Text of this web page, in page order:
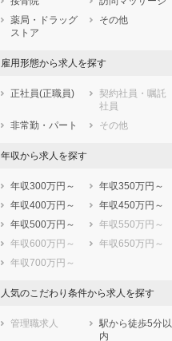
薬局・ドラッグ
ストア
その他
雇用形態から求人を探す
正社員(正職員)
契約社員・嘱託
社員
非常勤・パート
その他
年収から求人を探す
年収300万円～
年収350万円～
年収400万円～
年収450万円～
年収500万円～
年収550万円～
年収600万円～
年収650万円～
年収700万円～
人気のこだわり条件から求人を探す
管理職求人
駅から徒歩5分以
内